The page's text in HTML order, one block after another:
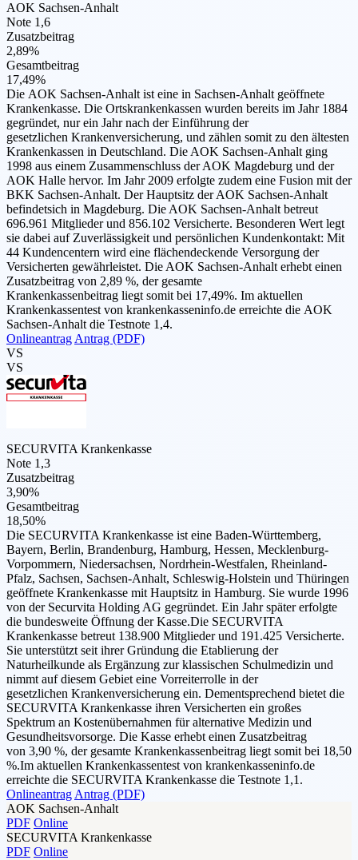
AOK Sachsen-Anhalt
Note 1,6
Zusatzbeitrag
2,89%
Gesamtbeitrag
17,49%
Die AOK Sachsen-Anhalt ist eine in Sachsen-Anhalt geöffnete
Krankenkasse. Die Ortskrankenkassen wurden bereits im Jahr 1884
gegründet, nur ein Jahr nach der Einführung der
gesetzlichen Krankenversicherung, und zählen somit zu den ältesten
Krankenkassen in Deutschland. Die AOK Sachsen-Anhalt ging
1998 aus einem Zusammenschluss der AOK Magdeburg und der
AOK Halle hervor. Im Jahr 2009 erfolgte zudem eine Fusion mit der
BKK Sachsen-Anhalt. Der Hauptsitz der AOK Sachsen-Anhalt
befindetsich in Magdeburg. Die AOK Sachsen-Anhalt betreut
696.961 Mitglieder und 856.102 Versicherte. Besonderen Wert legt
sie dabei auf Zuverlässigkeit und persönlichen Kundenkontakt: Mit
44 Kundencentern wird eine flächendeckende Versorgung der
Versicherten gewährleistet. Die AOK Sachsen-Anhalt erhebt einen
Zusatzbeitrag von 2,89 %, der gesamte
Krankenkassenbeitrag liegt somit bei 17,49%. Im aktuellen
Krankenkassentest von krankenkasseninfo.de erreichte die AOK
Sachsen-Anhalt die Testnote 1,4.
Onlineantrag Antrag (PDF)
VS
VS
SECURVITA Krankenkasse
Note 1,3
Zusatzbeitrag
3,90%
Gesamtbeitrag
18,50%
Die SECURVITA Krankenkasse ist eine Baden-Württemberg,
Bayern, Berlin, Brandenburg, Hamburg, Hessen, Mecklenburg-
Vorpommern, Niedersachsen, Nordrhein-Westfalen, Rheinland-
Pfalz, Sachsen, Sachsen-Anhalt, Schleswig-Holstein und Thüringen
geöffnete Krankenkasse mit Hauptsitz in Hamburg. Sie wurde 1996
von der Securvita Holding AG gegründet. Ein Jahr später erfolgte
die bundesweite Öffnung der Kasse.Die SECURVITA
Krankenkasse betreut 138.900 Mitglieder und 191.425 Versicherte.
Sie unterstützt seit ihrer Gründung die Etablierung der
Naturheilkunde als Ergänzung zur klassischen Schulmedizin und
nimmt auf diesem Gebiet eine Vorreiterrolle in der
gesetzlichen Krankenversicherung ein. Dementsprechend bietet die
SECURVITA Krankenkasse ihren Versicherten ein großes
Spektrum an Kostenübernahmen für alternative Medizin und
Gesundheitsvorsorge. Die Kasse erhebt einen Zusatzbeitrag
von 3,90 %, der gesamte Krankenkassenbeitrag liegt somit bei 18,50
%.Im aktuellen Krankenkassentest von krankenkasseninfo.de
erreichte die SECURVITA Krankenkasse die Testnote 1,1.
Onlineantrag Antrag (PDF)
AOK Sachsen-Anhalt
PDF Online
SECURVITA Krankenkasse
PDF Online